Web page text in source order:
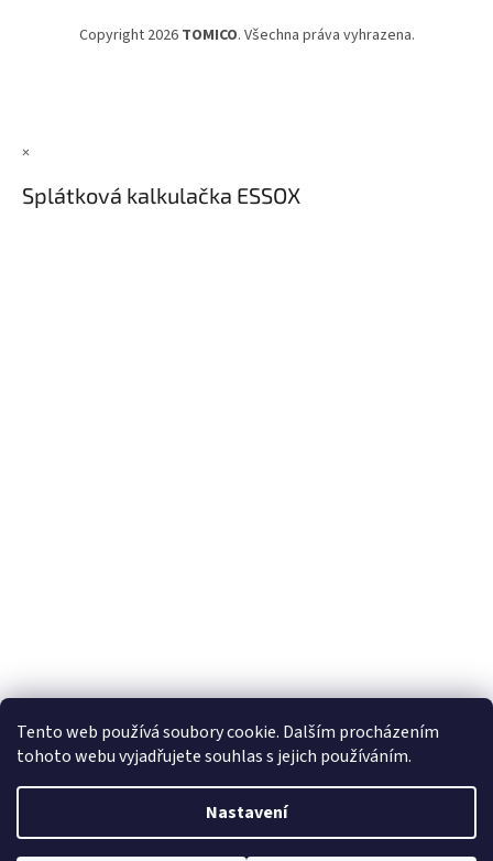
Tento web používá soubory cookie. Dalším procházením
tohoto webu vyjadřujete souhlas s jejich používáním.
Nastavení
Copyright 2026 TOMICO. Všechna práva vyhrazena.
×
Splátková kalkulačka ESSOX